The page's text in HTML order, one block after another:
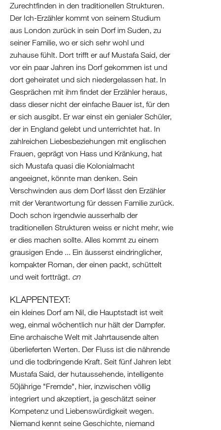
und
Herzegowina
Albanien
Kosovo
Nordmazedonien
Serbien
Griechenland
/
Türkei
/
Zypern
Griechenland
Türkei
Zypern
Levante
/
Ägypten
Libanon
Palästina
Zurechtfinden in den traditionellen Strukturen.
Der Ich-Erzähler kommt von seinem Studium
aus London zurück in sein Dorf im Suden, zu
seiner Familie, wo er sich sehr wohl und
zuhause fühlt. Dort trifft er auf Mustafa Said, der
vor ein paar Jahren ins Dorf gekommen ist und
dort geheiratet und sich niedergelassen hat. In
Gesprächen mit ihm findet der Erzähler heraus,
dass dieser nicht der einfache Bauer ist, für den
er sich ausgibt. Er war einst ein genialer Schüler,
der in England gelebt und unterrichtet hat. In
zahlreichen Liebesbeziehungen mit englischen
Frauen, geprägt von Hass und Kränkung, hat
sich Mustafa quasi die Kolonialmacht
angeeignet, könnte man denken. Sein
Verschwinden aus dem Dorf lässt den Erzähler
mit der Verantwortung für dessen Familie zurück.
Doch schon irgendwie ausserhalb der
traditionellen Strukturen weiss er nicht mehr, wie
er dies machen sollte. Alles kommt zu einem
grausigen Ende ... Ein äusserst eindringlicher,
kompakter Roman, der einen packt, schüttelt
und weit fortträgt. cn
KLAPPENTEXT:
ein kleines Dorf am Nil, die Hauptstadt ist weit
weg, einmal wöchentlich nur hält der Dampfer.
Eine archaische Welt mit Jahrtausende alten
überlieferten Werten. Der Fluss ist die nährende
und die todbringende Kraft. Seit fünf Jahren lebt
Mustafa Said, der hutaussehende, intelligente
50jährige "Fremde", hier, inzwischen völlig
integriert und akzeptiert, ja geschätzt seiner
Kompetenz und Liebenswürdigkeit wegen.
Niemand kennt seine Geschichte, niemand